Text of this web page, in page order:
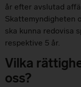
år efter avslutad
Skattemyndigheten
ska kunna redovisa
respektive 5 år.
Vilka
oss?